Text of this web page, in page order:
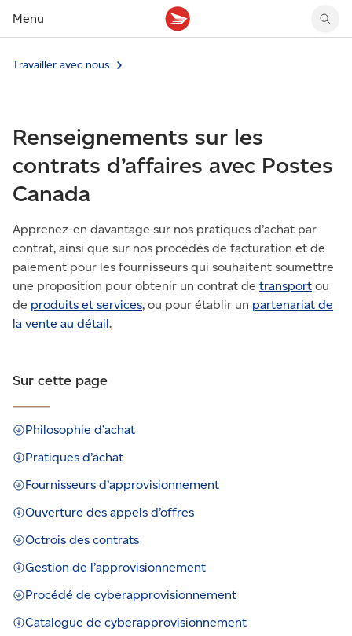
Menu
Faire un envoi au Canada
Expédier à l’étranger
Acheter timbres et fournitures d’emballage
Retourner un achat
Gérer courrier et colis
Cueillette au comptoir
Boîtes postales et casiers
Louer une case postale
Cartes et services prépayés
Proposer un timbre
Cachets illustrés
Magazine En détail
Travailler avec nous
Renseignements sur les
contrats d’affaires avec Postes
Canada
Apprenez-en davantage sur nos pratiques d’achat par
contrat, ainsi que sur nos procédés de facturation et de
paiement pour les fournisseurs qui souhaitent soumettre
une proposition pour obtenir un contrat de transport ou
de produits et services, ou pour établir un partenariat de
la vente au détail.
Sur cette page
Philosophie d’achat
Pratiques d’achat
Fournisseurs d’approvisionnement
Ouverture des appels d’offres
Octrois des contrats
Gestion de l’approvisionnement
Procédé de cyberapprovisionnement
Catalogue de cyberapprovisionnement